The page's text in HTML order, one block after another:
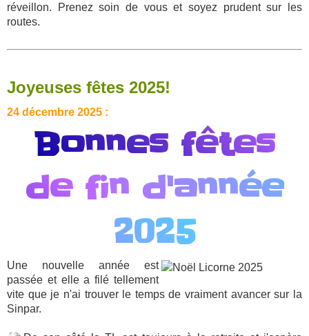
réveillon. Prenez soin de vous et soyez prudent sur les
routes.
Joyeuses fêtes 2025!
24 décembre 2025 :
Bonnes fêtes
de fin d'année
2025
Une nouvelle année est
passée et elle a filé tellement
vite que je n'ai trouver le temps de vraiment avancer sur la
Sinpar.